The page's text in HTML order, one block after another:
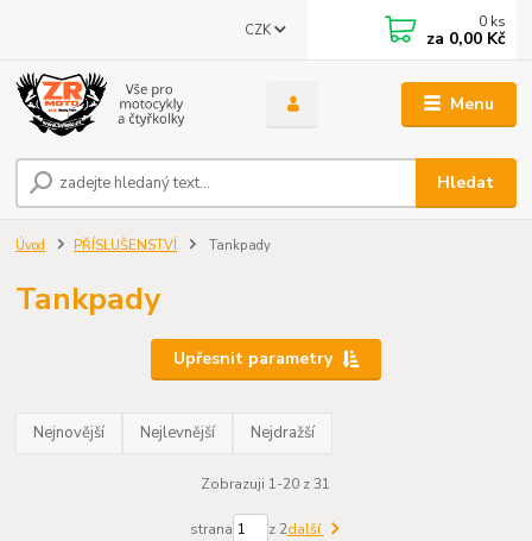
Menu
CZK
Hledat
0 ks
za 0,00 Kč
Úvod PŘÍSLUŠENSTVÍ Tankpady
Tankpady
Upřesnit parametry
Nejnovější Nejlevnější Nejdražší
Zobrazuji 1-20 z 31
strana z 2další